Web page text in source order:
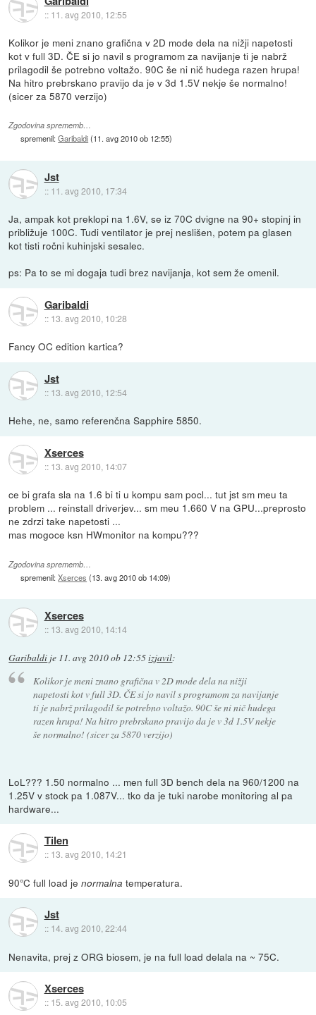
:: 11. avg 2010, 12:55
Kolikor je meni znano grafična v 2D mode dela na nižji napetosti
kot v full 3D. ČE si jo navil s programom za navijanje ti je nabrž
prilagodil še potrebno voltažo. 90C še ni nič hudega razen hrupa!
Na hitro prebrskano pravijo da je v 3d 1.5V nekje še normalno!
(sicer za 5870 verzijo)
Zgodovina sprememb…
spremenil:Garibaldi(11. avg 2010 ob 12:55)
Jst
:: 11. avg 2010, 17:34
Ja, ampak kot preklopi na 1.6V, se iz 70C dvigne na 90+ stopinj in
približuje 100C. Tudi ventilator je prej neslišen, potem pa glasen
kot tisti ročni kuhinjski sesalec.
ps: Pa to se mi dogaja tudi brez navijanja, kot sem že omenil.
Garibaldi
:: 13. avg 2010, 10:28
Fancy OC edition kartica?
Jst
:: 13. avg 2010, 12:54
Hehe, ne, samo referenčna Sapphire 5850.
Xserces
:: 13. avg 2010, 14:07
ce bi grafa sla na 1.6 bi ti u kompu sam pocl... tut jst sm meu ta
problem ... reinstall driverjev... sm meu 1.660 V na GPU...preprosto
ne zdrzi take napetosti ...
mas mogoce ksn HWmonitor na kompu???
Zgodovina sprememb…
spremenil:Xserces (13. avg 2010 ob 14:09)
Xserces
:: 13. avg 2010, 14:14
Garibaldi je 11. avg 2010 ob 12:55izjavil:
Kolikor je meni znano grafična v 2D mode dela na nižji
napetosti kot v full 3D. ČE si jo navil s programom za navijanje
ti je nabrž prilagodil še potrebno voltažo. 90C še ni nič hudega
razen hrupa! Na hitro prebrskano pravijo da je v 3d 1.5V nekje
še normalno! (sicer za 5870 verzijo)
LoL??? 1.50 normalno ... men full 3D bench dela na 960/1200 na
1.25V v stock pa 1.087V... tko da je tuki narobe monitoring al pa
hardware...
Tilen
:: 13. avg 2010, 14:21
90°C full load jenormalna temperatura.
Jst
:: 14. avg 2010, 22:44
Nenavita, prej z ORG biosem, je na full load delala na ~ 75C.
Xserces
:: 15. avg 2010, 10:05